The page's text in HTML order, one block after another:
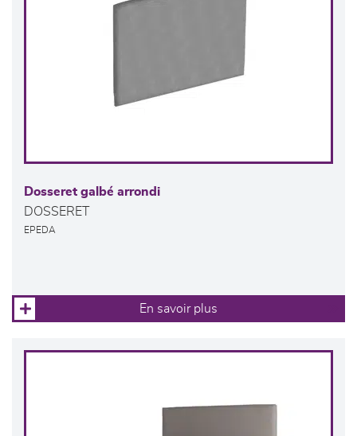
Dosseret galbé arrondi
DOSSERET
EPEDA
En savoir plus